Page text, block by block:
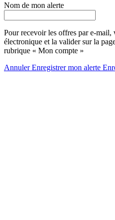
Nom de mon alerte
Pour recevoir les offres par e-mail,
électronique et la valider sur la
rubrique « Mon compte »
AnnulerEnregistrer mon alerte